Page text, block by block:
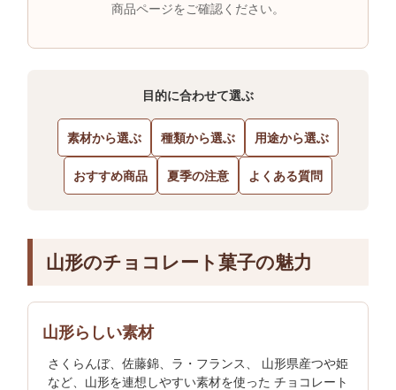
商品ページをご確認ください。
目的に合わせて選ぶ
素材から選ぶ 種類から選ぶ 用途から選ぶ
おすすめ商品 夏季の注意 よくある質問
山形のチョコレート菓子の魅力
山形らしい素材
さくらんぼ、佐藤錦、ラ・フランス、 山形県産つや姫
など、山形を連想しやすい素材を使った チョコレート